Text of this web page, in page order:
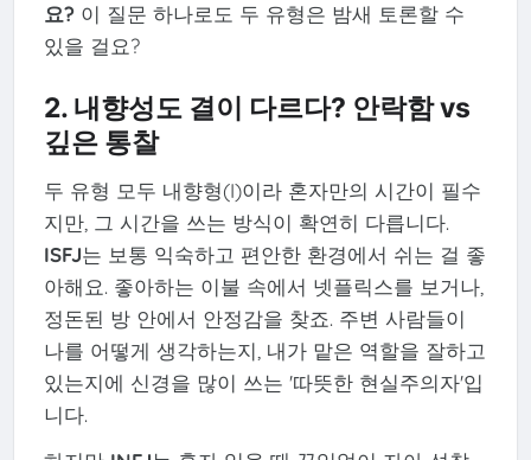
요?이 질문 하나로도 두 유형은 밤새 토론할 수
있을 걸요?
2. 내향성도 결이 다르다? 안락함 vs
깊은 통찰
두 유형 모두 내향형(I)이라 혼자만의 시간이 필수
지만, 그 시간을 쓰는 방식이 확연히 다릅니다.
ISFJ는 보통 익숙하고 편안한 환경에서 쉬는 걸 좋
아해요. 좋아하는 이불 속에서 넷플릭스를 보거나,
정돈된 방 안에서 안정감을 찾죠. 주변 사람들이
나를 어떻게 생각하는지, 내가 맡은 역할을 잘하고
있는지에 신경을 많이 쓰는 '따뜻한 현실주의자'입
니다.